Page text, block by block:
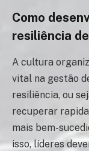
Como
resiliência
A cultura
vital na gestão
resiliência, ou
recuperar
mais bem-
isso, líderes